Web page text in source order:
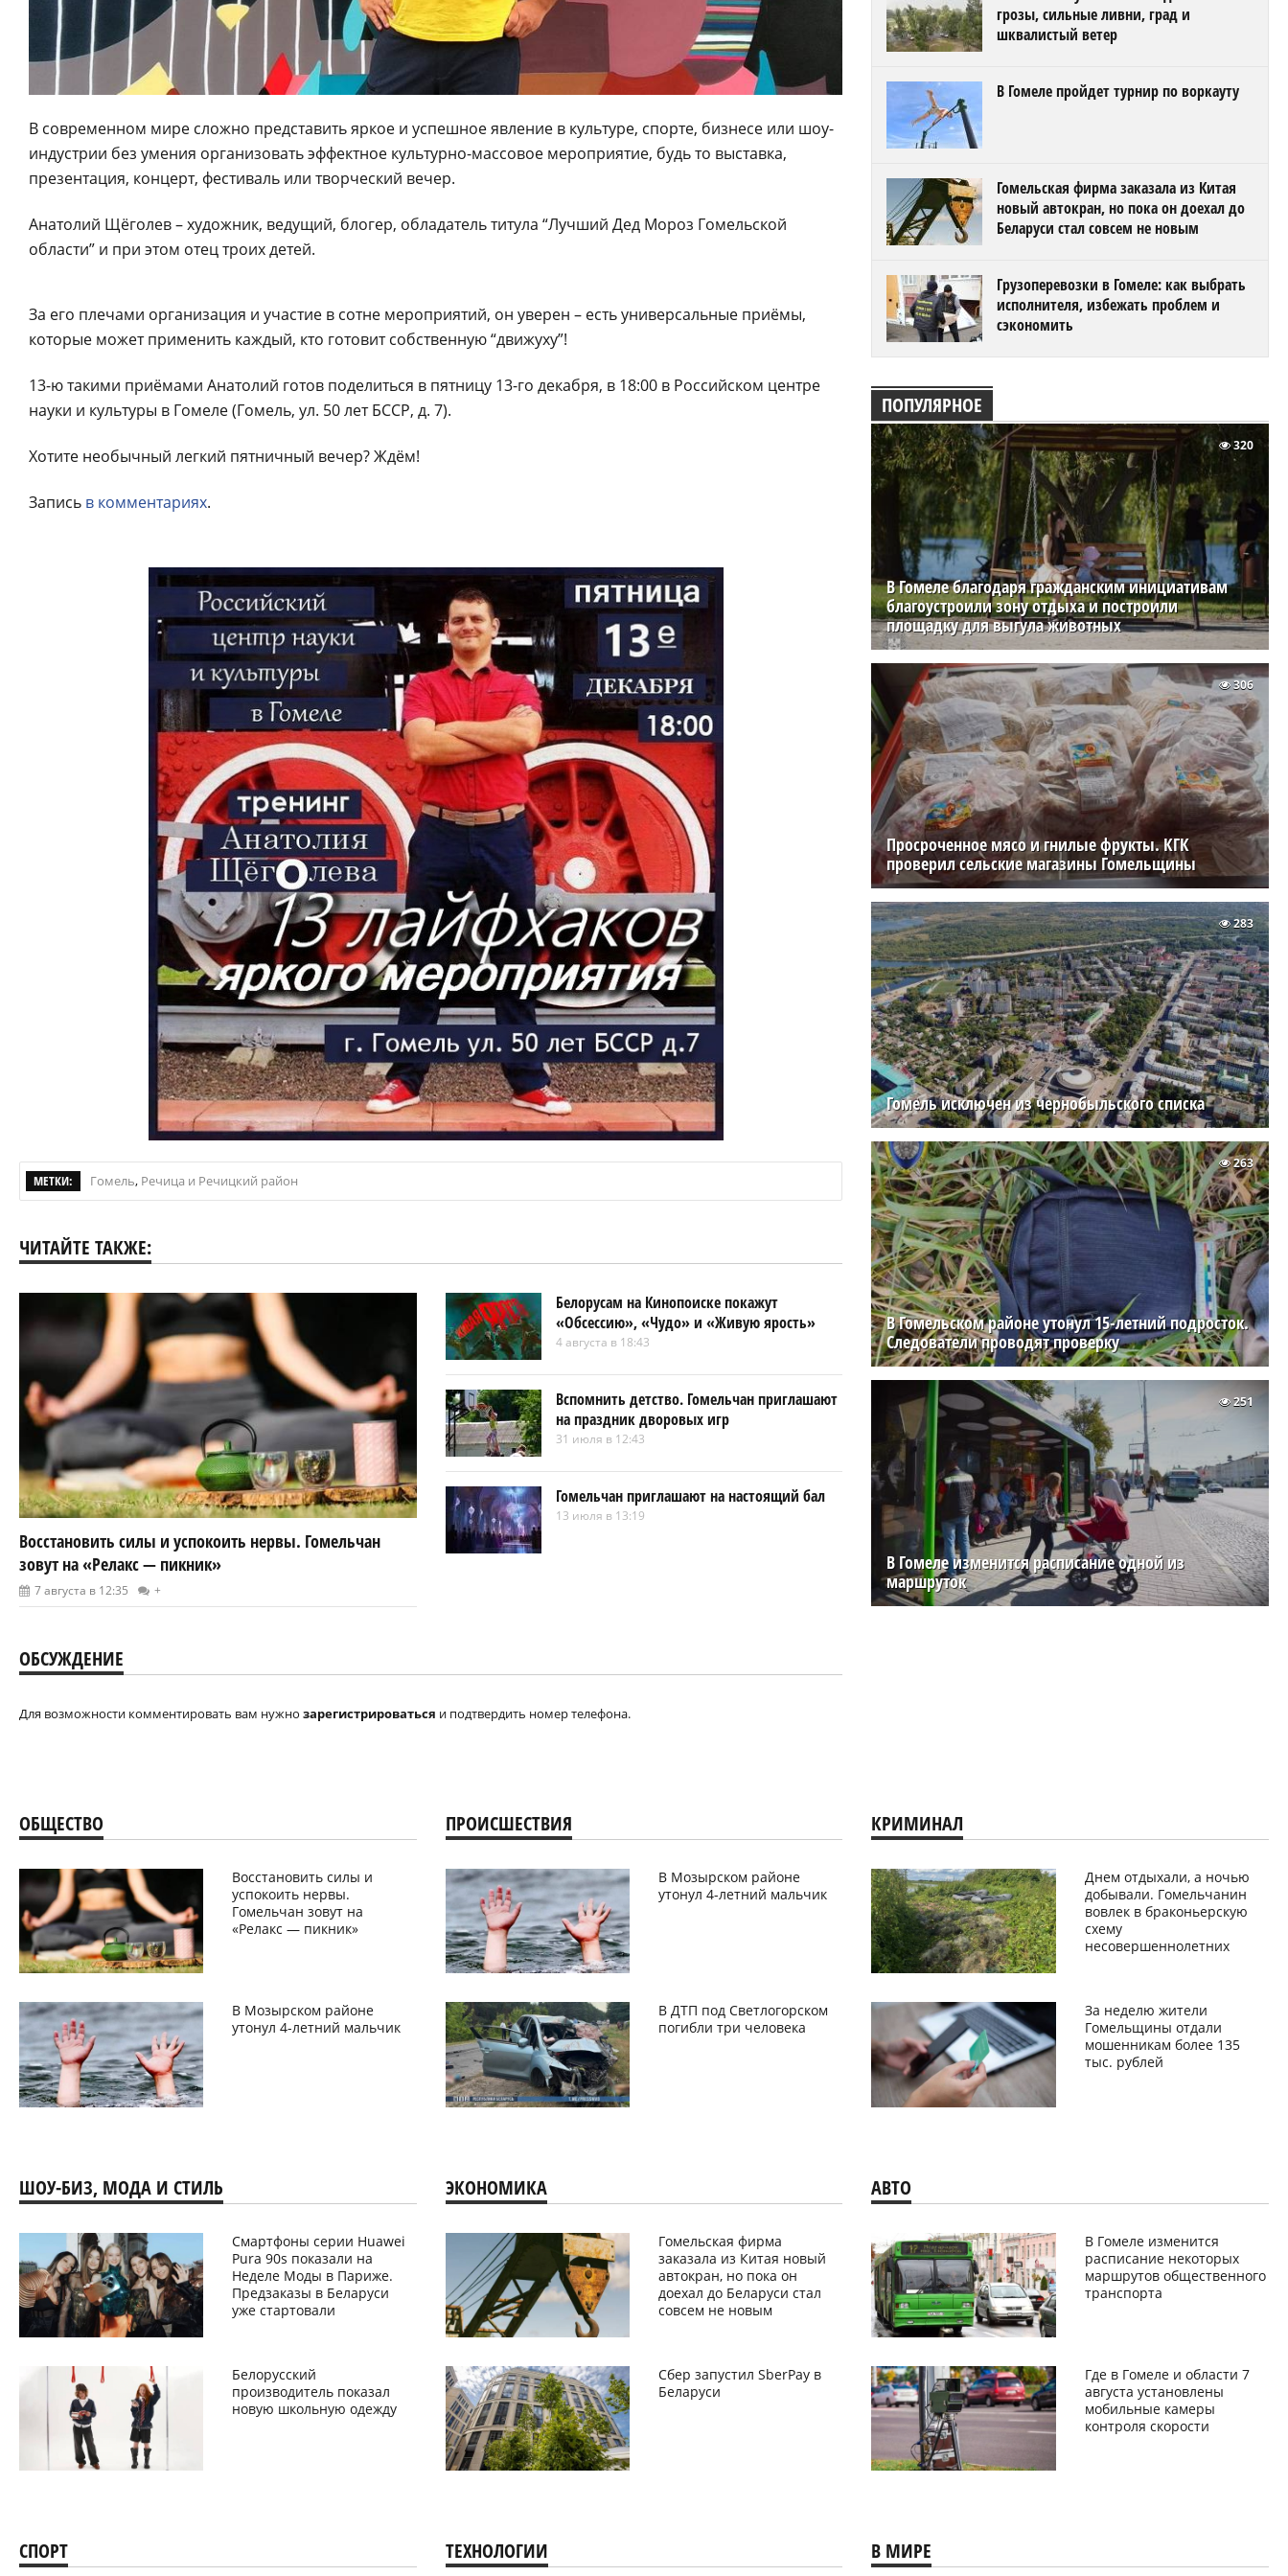
В современном мире сложно представить яркое и успешное явление в культуре, спорте, бизнесе или шоу-
индустрии без умения организовать эффектное культурно-массовое мероприятие, будь то выставка,
презентация, концерт, фестиваль или творческий вечер.
Анатолий Щёголев – художник, ведущий, блогер, обладатель титула “Лучший Дед Мороз Гомельской
области” и при этом отец троих детей.
За его плечами организация и участие в сотне мероприятий, он уверен – есть универсальные приёмы,
которые может применить каждый, кто готовит собственную “движуху”!
13-ю такими приёмами Анатолий готов поделиться в пятницу 13-го декабря, в 18:00 в Российском центре
науки и культуры в Гомеле (Гомель, ул. 50 лет БССР, д. 7).
Хотите необычный легкий пятничный вечер? Ждём!
Запись в комментариях.
МЕТКИ: Гомель, Речица и Речицкий район
ЧИТАЙТЕ ТАКЖЕ:
Восстановить силы и успокоить нервы. Гомельчан
зовут на «Релакс — пикник»
7 августа в 12:35 +
Белорусам на Кинопоиске покажут
«Обсессию», «Чудо» и «Живую ярость»
4 августа в 18:43
Вспомнить детство. Гомельчан приглашают
на праздник дворовых игр
31 июля в 12:43
Гомельчан приглашают на настоящий бал
13 июля в 13:19
ОБСУЖДЕНИЕ
Для возможности комментировать вам нужно зарегистрироваться и подтвердить номер телефона.
грозы, сильные ливни, град и
шквалистый ветер
В Гомеле пройдет турнир по воркауту
Гомельская фирма заказала из Китая
новый автокран, но пока он доехал до
Беларуси стал совсем не новым
Грузоперевозки в Гомеле: как выбрать
исполнителя, избежать проблем и
сэкономить
ПОПУЛЯРНОЕ
В Гомеле благодаря гражданским инициативам
благоустроили зону отдыха и построили
площадку для выгула животных
320
Просроченное мясо и гнилые фрукты. КГК
проверил сельские магазины Гомельщины
306
Гомель исключен из чернобыльского списка
283
В Гомельском районе утонул 15-летний подросток.
Следователи проводят проверку
263
В Гомеле изменится расписание одной из
маршруток
251
ОБЩЕСТВО
Восстановить силы и
успокоить нервы.
Гомельчан зовут на
«Релакс — пикник»
В Мозырском районе
утонул 4-летний мальчик
ПРОИСШЕСТВИЯ
В Мозырском районе
утонул 4-летний мальчик
В ДТП под Светлогорском
погибли три человека
КРИМИНАЛ
Днем отдыхали, а ночью
добывали. Гомельчанин
вовлек в браконьерскую
схему
несовершеннолетних
За неделю жители
Гомельщины отдали
мошенникам более 135
тыс. рублей
ШОУ-БИЗ, МОДА И СТИЛЬ
Смартфоны серии Huawei
Pura 90s показали на
Неделе Моды в Париже.
Предзаказы в Беларуси
уже стартовали
Белорусский
производитель показал
новую школьную одежду
ЭКОНОМИКА
Гомельская фирма
заказала из Китая новый
автокран, но пока он
доехал до Беларуси стал
совсем не новым
Сбер запустил SberPay в
Беларуси
АВТО
В Гомеле изменится
расписание некоторых
маршрутов общественного
транспорта
Где в Гомеле и области 7
августа установлены
мобильные камеры
контроля скорости
СПОРТ ТЕХНОЛОГИИ В МИРЕ